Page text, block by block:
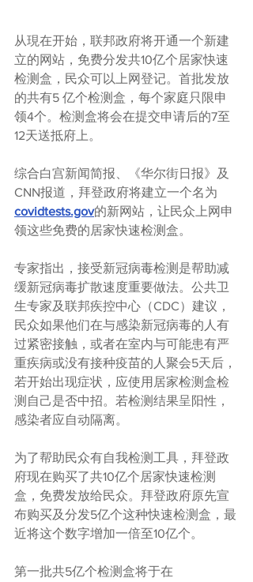
从現在开始，联邦政府将开通一个新建
立的网站，免费分发共10亿个居家快速
检测盒，民众可以上网登记。首批发放
的共有5 亿个检测盒，每个家庭只限申
领4个。检测盒将会在提交申请后的7至
12天送抵府上。
综合白宫新闻简报、《华尔街日报》及
CNN报道，拜登政府将建立一个名为
covidtests.gov的新网站，让民众上网申
领这些免费的居家快速检测盒。
专家指出，接受新冠病毒检测是帮助减
缓新冠病毒扩散速度重要做法。公共卫
生专家及联邦疾控中心（CDC）建议，
民众如果他们在与感染新冠病毒的人有
过紧密接触，或者在室内与可能患有严
重疾病或没有接种疫苗的人聚会5天后，
若开始出现症状，应使用居家检测盒检
测自己是否中招。若检测结果呈阳性，
感染者应自动隔离。
为了帮助民众有自我检测工具，拜登政
府现在购买了共10亿个居家快速检测
盒，免费发放给民众。拜登政府原先宣
布购买及分发5亿个这种快速检测盒，最
近将这个数字增加一倍至10亿个。
第一批共5亿个检测盒将于在